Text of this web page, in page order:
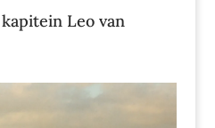
Leo van